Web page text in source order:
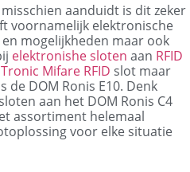
aanduidt is dit zeker
voornamelijk elektronische
mogelijkheden maar ook
elektronishe sloten aan RFID
Mifare RFID slot maar
de DOM Ronis E10. Denk
aan het DOM Ronis C4
assortiment helemaal
voor elke situatie